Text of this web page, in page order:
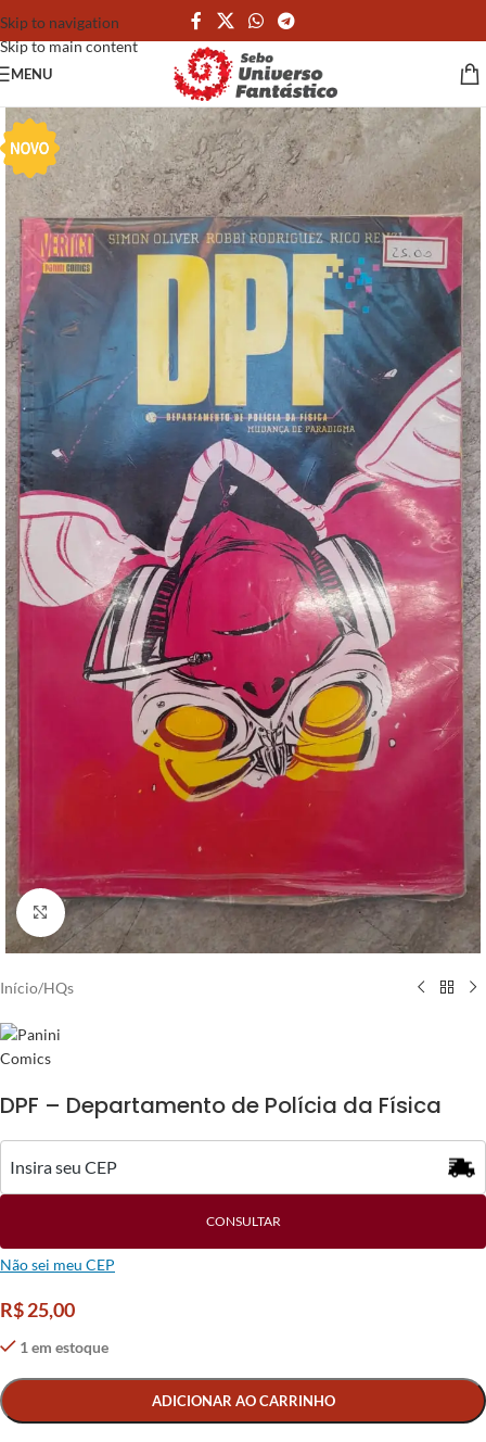
Skip to navigation
Skip to main content
MENU
Clique para ampliar
Início/HQs
DPF – Departamento de Polícia da Física
CONSULTAR
Não sei meu CEP
R$25,00
1 em estoque
ADICIONAR AO CARRINHO
Alternative: